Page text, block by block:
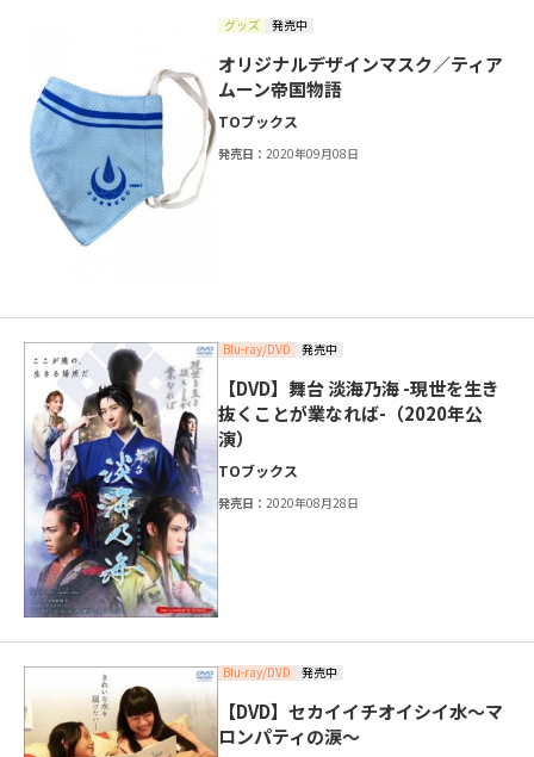
グッズ 発売中
オリジナルデザインマスク／ティア
ムーン帝国物語
TOブックス
発売日：2020年09月08日
Blu-ray/DVD 発売中
【DVD】舞台 淡海乃海 -現世を生き
抜くことが業なれば-（2020年公
演）
TOブックス
発売日：2020年08月28日
Blu-ray/DVD 発売中
【DVD】セカイイチオイシイ水～マ
ロンパティの涙～